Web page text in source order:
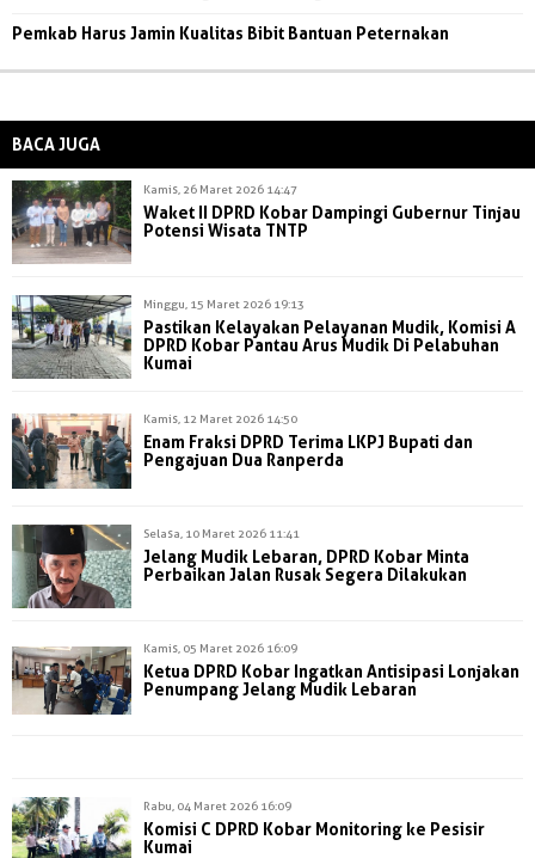
Pemkab Harus Jamin Kualitas Bibit Bantuan Peternakan
BACA JUGA
Kamis, 26 Maret 2026 14:47
Waket II DPRD Kobar Dampingi Gubernur Tinjau
Potensi Wisata TNTP
Minggu, 15 Maret 2026 19:13
Pastikan Kelayakan Pelayanan Mudik, Komisi A
DPRD Kobar Pantau Arus Mudik Di Pelabuhan
Kumai
Kamis, 12 Maret 2026 14:50
Enam Fraksi DPRD Terima LKPJ Bupati dan
Pengajuan Dua Ranperda
Selasa, 10 Maret 2026 11:41
Jelang Mudik Lebaran, DPRD Kobar Minta
Perbaikan Jalan Rusak Segera Dilakukan
Kamis, 05 Maret 2026 16:09
Ketua DPRD Kobar Ingatkan Antisipasi Lonjakan
Penumpang Jelang Mudik Lebaran
Rabu, 04 Maret 2026 16:09
Komisi C DPRD Kobar Monitoring ke Pesisir
Kumai